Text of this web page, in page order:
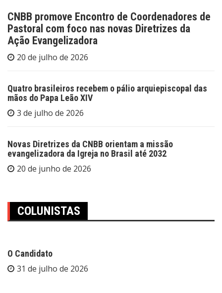
CNBB promove Encontro de Coordenadores de
Pastoral com foco nas novas Diretrizes da
Ação Evangelizadora
20 de julho de 2026
Quatro brasileiros recebem o pálio arquiepiscopal das
mãos do Papa Leão XIV
3 de julho de 2026
Novas Diretrizes da CNBB orientam a missão
evangelizadora da Igreja no Brasil até 2032
20 de junho de 2026
COLUNISTAS
O Candidato
31 de julho de 2026